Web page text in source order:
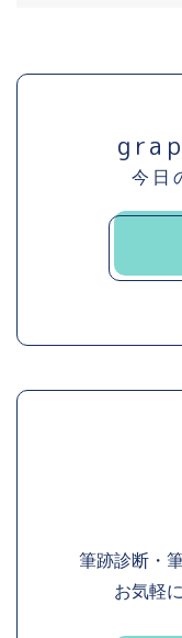
今日
筆跡診断・
お気軽